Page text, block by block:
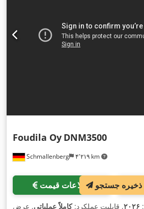
Schmallenberg ۴٬۲۱۹ km
Foudila Oy DNM3500
اطلاعات قیمت
۲۰۲۶, قابلیت عملکرد:کاملاً عملیاتی, عرض
ذخیره جستجو